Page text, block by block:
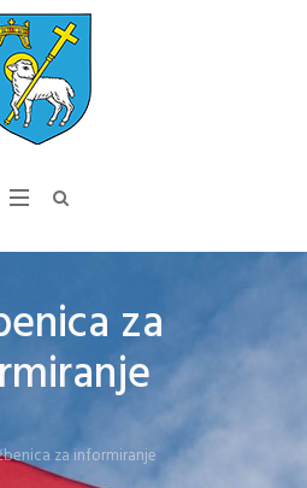
za
za informiranje